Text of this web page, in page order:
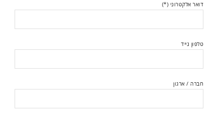
דואר אלקטרוני (*)
טלפון נייד
חברה / ארגון